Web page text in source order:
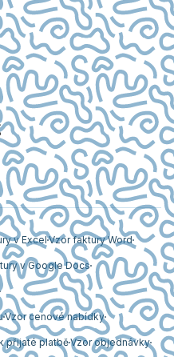
v ExcelVzor faktury Word
v Google Docs
Vzor cenové nabídky
přijaté platběVzor objednávky